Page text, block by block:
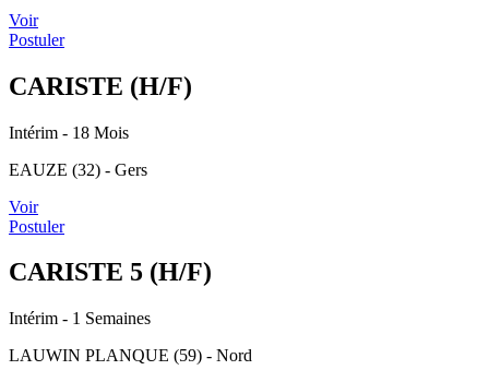
Voir
Postuler
CARISTE (H/F)
Intérim - 18 Mois
EAUZE (32) - Gers
Voir
Postuler
CARISTE 5 (H/F)
Intérim - 1 Semaines
LAUWIN PLANQUE (59) - Nord